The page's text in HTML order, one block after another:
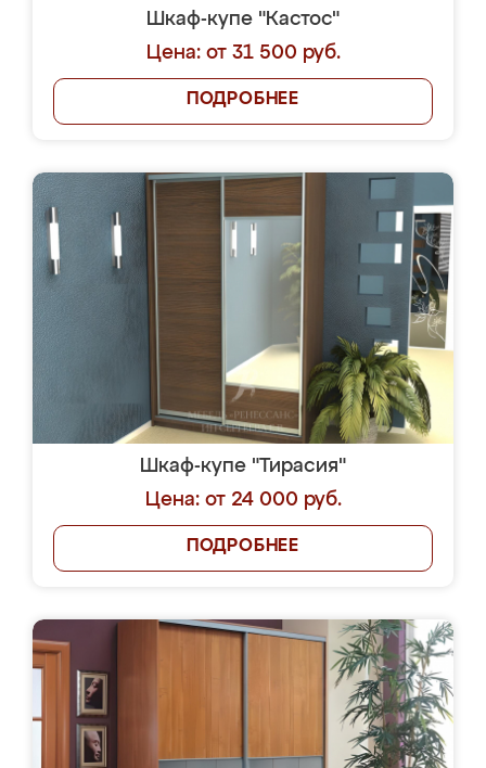
Шкаф-купе "Кастос"
Цена: от 31 500 руб.
ПОДРОБНЕЕ
Шкаф-купе "Тирасия"
Цена: от 24 000 руб.
ПОДРОБНЕЕ